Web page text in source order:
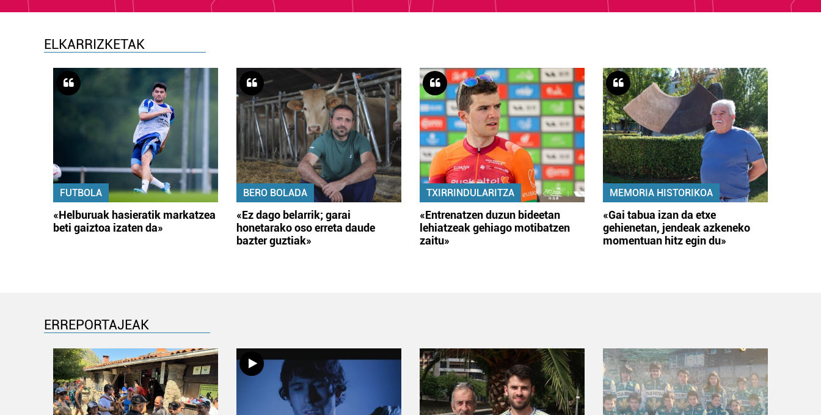
ELKARRIZKETAK
FUTBOLA
«Helburuak hasieratik markatzea
beti gaiztoa izaten da»
BERO BOLADA
«Ez dago belarrik; garai
honetarako oso erreta daude
bazter guztiak»
TXIRRINDULARITZA
«Entrenatzen duzun bideetan
lehiatzeak gehiago motibatzen
zaitu»
MEMORIA HISTORIKOA
«Gai tabua izan da etxe
gehienetan, jendeak azkeneko
momentuan hitz egin du»
ERREPORTAJEAK